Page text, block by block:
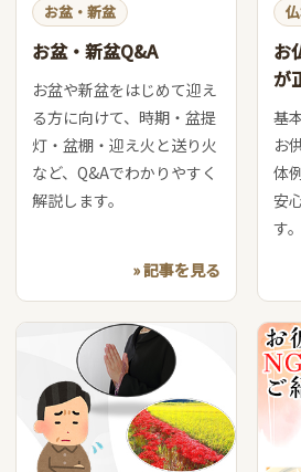
お盆・新盆
お盆・新盆Q&A
お盆や新盆をはじめて迎え
る方に向けて、時期・盆提
灯・盆棚・迎え火と送り火
など、Q&Aでわかりやすく
解説します。
» 記事を見る
お
が
基
お
体
安
す。